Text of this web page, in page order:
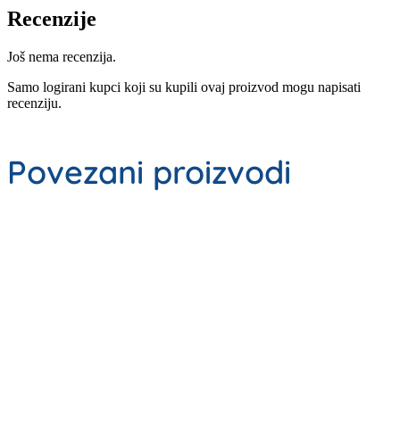
Recenzije
Još nema recenzija.
Samo logirani kupci koji su kupili ovaj proizvod mogu napisati
recenziju.
Povezani proizvodi